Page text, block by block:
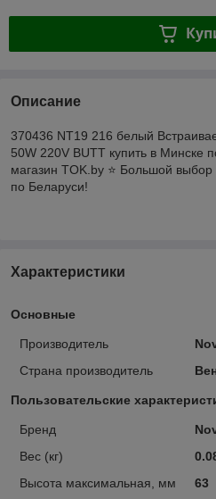
Описание
370436 NT19 216 белый
50W 220V BUTT купить в Минске
магазин TOK.by ⭐️ Большой выбор
по Беларуси!
Характеристики
Основные
Производитель
Страна производитель
Пользовательские
Бренд
Вес (кг)
Высота максимальная, мм
63